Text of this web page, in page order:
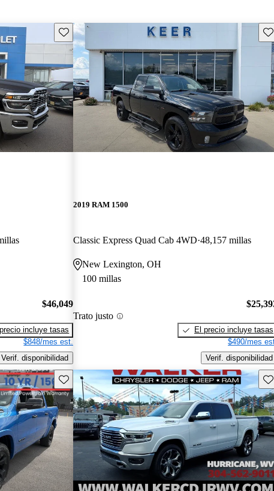
Guarda este Aviso
$46,049
incluye tasas
$848/mes est.
Verif. disponibilidad
2019 RAM 1500
Classic Express Quad Cab 4WD 48,157 millas
New Lexington, OH
100 millas
Trato justo
El precio incluye tasas
$490/mes
Verif. disponibilidad
Guarda este Aviso